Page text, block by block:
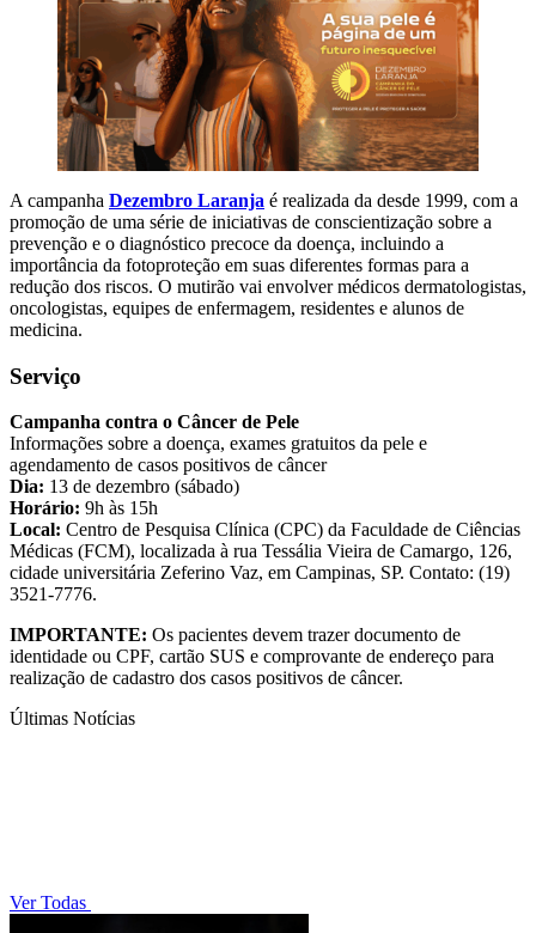
A campanha Dezembro Laranja é realizada da desde 1999, com a
promoção de uma série de iniciativas de conscientização sobre a
prevenção e o diagnóstico precoce da doença, incluindo a
importância da fotoproteção em suas diferentes formas para a
redução dos riscos. O mutirão vai envolver médicos dermatologistas,
oncologistas, equipes de enfermagem, residentes e alunos de
medicina.
Serviço
Campanha contra o Câncer de Pele
Informações sobre a doença, exames gratuitos da pele e
agendamento de casos positivos de câncer
Dia: 13 de dezembro (sábado)
Horário: 9h às 15h
Local: Centro de Pesquisa Clínica (CPC) da Faculdade de Ciências
Médicas (FCM), localizada à rua Tessália Vieira de Camargo, 126,
cidade universitária Zeferino Vaz, em Campinas, SP. Contato: (19)
3521-7776.
IMPORTANTE: Os pacientes devem trazer documento de
identidade ou CPF, cartão SUS e comprovante de endereço para
realização de cadastro dos casos positivos de câncer.
Últimas Notícias
Ver Todas